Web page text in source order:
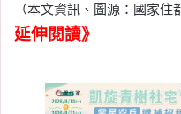
（本文資訊、圖源：國家住
延伸閱讀》